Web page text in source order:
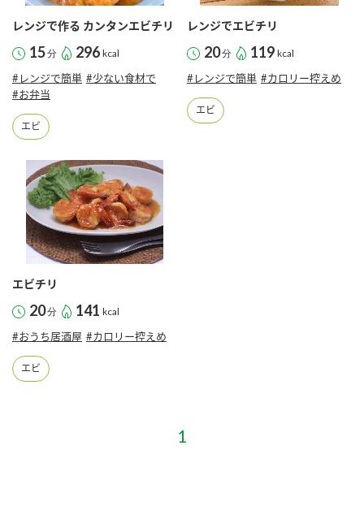
クイック調味料 レモン果汁
炊き込みご飯の素
納豆
つゆ
鍋なび
納豆のサイト
三ツ判山吹
千夜
スペシャルサイト
お酢を知ろう！
すしラボ
ぽん酢サワー
納豆の豆知識
ロングセラー商品 ＋ おすすめレシピ
ミツカンの歴史
環境への取り組み
水の文化センター（アーカイブ）
MIM（ミツカンミュージアム）
採用情報
ニュースリリース
お客様の声をいかしました
販売終了製品のご案内
よくあるご質問
お問い合わせ
地図から取り扱い店舗を探す
レンジで作る カンタンエビチリ
15分 296 kcal
#レンジで簡単 #少ない食材で
#お弁当
エビ
レンジでエビチリ
20分 119 kcal
#レンジで簡単 #カロリー控えめ
エビ
エビチリ
20分 141 kcal
#おうち居酒屋 #カロリー控えめ
エビ